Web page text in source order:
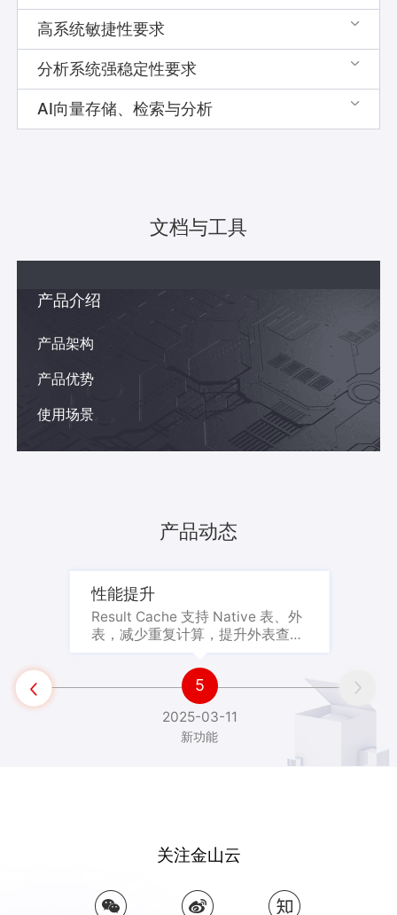
降低分析系统的存储成本
在传统数据处理场景中，存储往往是计算之外另一个
困扰企业的主要瓶颈。不同的计算引擎和系统可能需
要存储多份冗余数据，这不仅增加了存储成本，也使
得数据管理变得复杂。这样的问题在需要处理大量数
据的企业中尤其突出，如游戏、SaaS、金融、电商和
物联网等领域。 Relyt 的向量化计算引擎 DPS 支持行
列混存，使得 Relyt 在全局只需维护一份数据，无需
自适应选择压缩算法和编码方式，保证了 I/O 的高效
简化数据链路
数据处理是一个复杂的过程，而数据链路的复杂性往
往是难点中的难点。通常情况下，数据需要经过多个
系统和工具进行 ETL（提取、转换、加载），这不仅
使得数据流程变得复杂，也大大增加了运维的难度和
成本。尤其是在需要进行试错的情况下，复杂的数据
上，无需 ETL 即可一站式完成数据存储、数据查询和
的同时，保证了数据的实时性。
高系统敏捷性要求 
高系统敏捷性要求
随着业务的发展，数据不断增长，而许多企业的已有
数据仓库系统困于资源、性能等瓶颈，无法满足企业
随着业务发展所带来的数据存储、计算、分析等相关
用”的问题。 Relyt 提供了卓越的实时性、弹性和可靠
性，采用“存算分离 + SHARED-DATA”架构， 计算资
业务变化的敏捷需求。
分析系统强稳定性要求 
分析系统强稳定性要求
随着企业业务的发展，数据量呈现出爆炸性的增长。
的业务，导致系统运行不稳定。预留足够的资源往往
又意味着高额的资源成本。 其次，随着业务并发量的
这同样会消耗大量的数据仓库系统计算资源。如果系
统无法有效地处理高并发请求，也可能会影响到线上
正在运行的业务，导致系统运行不稳定。因此，数据
况下，保持系统的稳定运行。
AI向量存储、检索与分析 
AI向量存储、检索与分析
和非结构化数据（向量）的融合检索与分析，使用
SQL接口就可以快速的搭建起视频、音频、图片、文
文档与工具
产品介绍
产品架构
产品优势
使用场景
产品动态
 
5
性能提升
Result Cache 支持 Native 表、外
表，减少重复计算，提升外表查询
2025-03-11
新功能
关注金山云